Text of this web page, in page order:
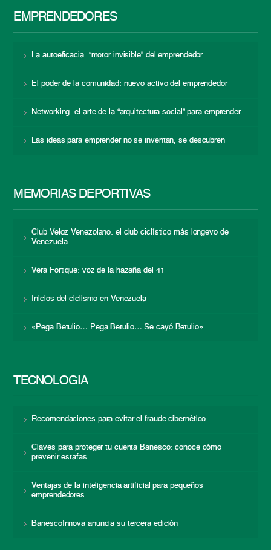
EMPRENDEDORES
La autoeficacia: “motor invisible” del emprendedor
El poder de la comunidad: nuevo activo del emprendedor
Networking: el arte de la “arquitectura social” para emprender
Las ideas para emprender no se inventan, se descubren
MEMORIAS DEPORTIVAS
Club Veloz Venezolano: el club ciclístico más longevo de
Venezuela
Vera Fortique: voz de la hazaña del 41
Inicios del ciclismo en Venezuela
«Pega Betulio… Pega Betulio… Se cayó Betulio»
TECNOLOGÍA
Recomendaciones para evitar el fraude cibernético
Claves para proteger tu cuenta Banesco: conoce cómo
prevenir estafas
Ventajas de la inteligencia artificial para pequeños
emprendedores
BanescoInnova anuncia su tercera edición